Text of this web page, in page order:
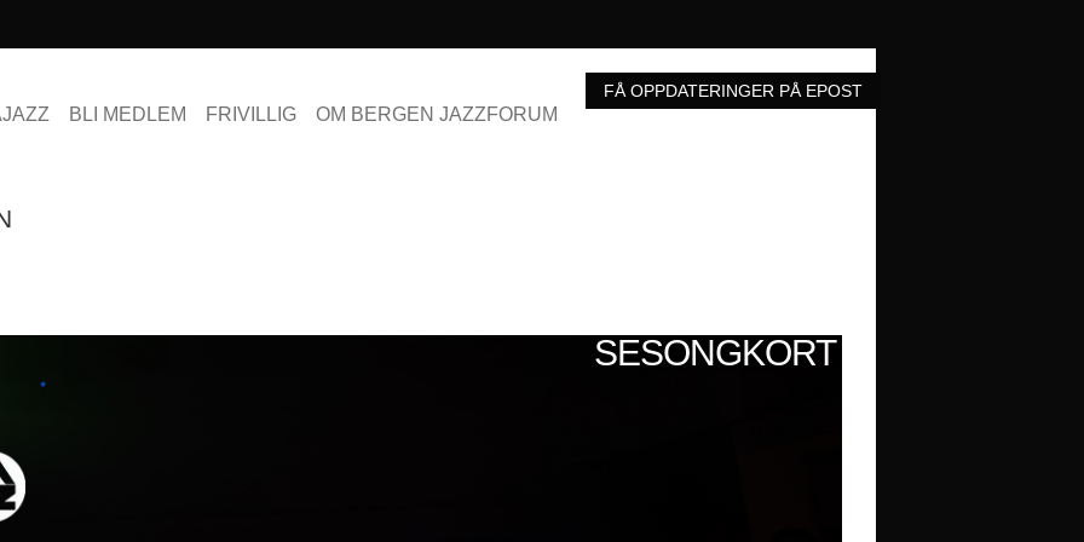
BLI MEDLEM FRIVILLIG OM BERGEN JAZZFORUM
SESONGKORT